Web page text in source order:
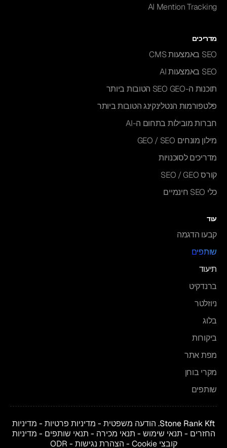
AI Mention Tracking
מדריכים
SEO באמצעות CMS
SEO באמצעות AI
תוכנות ה-SEO GEO הטובות ביותר
פלטפורמות הנטלינקינג הטובות ביותר
חברות מובילות בתחום ה-AI
מילון מונחים GEO / SEO
מדריכים לסוכנויות
קורס SEO / GEO
כלי SEO חינמיים
עוד
קבעו הדגמה
שותפים
תיעוד
ברנדקיט
ניוזלטר
בלוג
ביקורות
מפת אתר
מקרי בוחן
שותפים
Stone Rank Kft. הודעה משפטית - מדיניות פרטיות - מדיניות
החזרים - תנאי שימוש - תנאי מכירה - תנאי שותפים - מדיניות
קובצי Cookie
- הצהרת נגישות -
ODR